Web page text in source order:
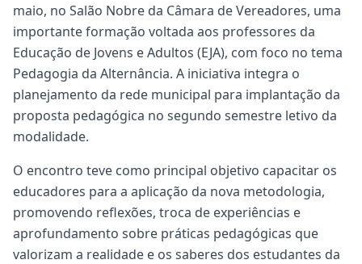
maio, no Salão Nobre da Câmara de Vereadores, uma
importante formação voltada aos professores da
Educação de Jovens e Adultos (EJA), com foco no tema
Pedagogia da Alternância. A iniciativa integra o
planejamento da rede municipal para implantação da
proposta pedagógica no segundo semestre letivo da
modalidade.
O encontro teve como principal objetivo capacitar os
educadores para a aplicação da nova metodologia,
promovendo reflexões, troca de experiências e
aprofundamento sobre práticas pedagógicas que
valorizam a realidade e os saberes dos estudantes da